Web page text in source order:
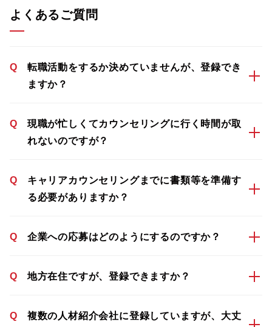
よくあるご質問
Q
転職活動をするか決めていませんが、登録でき
ますか？
Q
現職が忙しくてカウンセリングに行く時間が取
れないのですが？
Q
キャリアカウンセリングまでに書類等を準備す
る必要がありますか？
Q 企業への応募はどのようにするのですか？
Q 地方在住ですが、登録できますか？
Q
複数の人材紹介会社に登録していますが、大丈